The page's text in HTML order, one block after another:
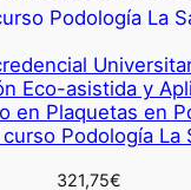
Eco-asistida y
en Plaquetas en
Podología La
321,75€